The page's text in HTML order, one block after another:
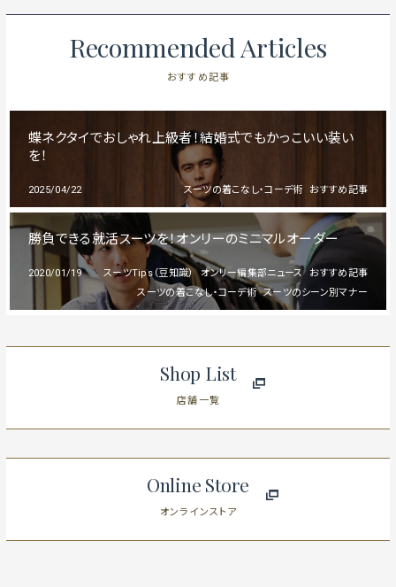
Recommended Articles
おすすめ記事
蝶ネクタイでおしゃれ上級者！結婚式でもかっこいい装い
を！
2025/04/22 おすすめ記事
スーツの着こなし・コーデ術
勝負できる就活スーツを！オンリーのミニマルオーダー
2020/01/19 おすすめ記事
オンリー編集部ニュース
スーツTips（豆知識）
スーツのシーン別マナー
スーツの着こなし・コーデ術
Shop List
店舗一覧
Online Store
オンラインストア